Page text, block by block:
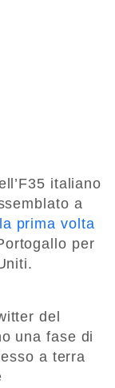
italiano
a
prima volta
per
del
una fase di
a terra